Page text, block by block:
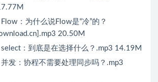
：为什么说Flow是“冷”的？
20.50M
：到底是在选择什么？.mp3 14.19M
发：协程不需要处理同步吗？.mp3